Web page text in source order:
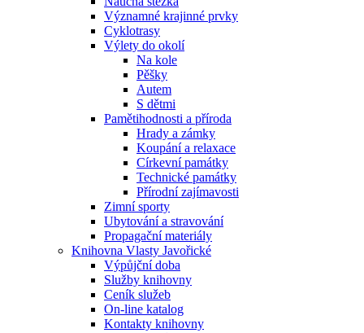
Významné krajinné prvky
Cyklotrasy
Výlety do okolí
Na kole
Pěšky
Autem
S dětmi
Pamětihodnosti a příroda
Hrady a zámky
Koupání a relaxace
Církevní památky
Technické památky
Přírodní zajímavosti
Zimní sporty
Ubytování a stravování
Propagační materiály
Knihovna Vlasty Javořické
Výpůjční doba
Služby knihovny
Ceník služeb
On-line katalog
Kontakty knihovny